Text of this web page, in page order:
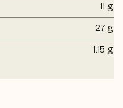
11 g
27 g
1.15 g